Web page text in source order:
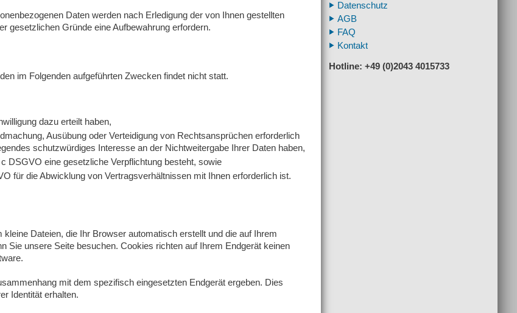
Daten werden nach Erledigung der von Ihnen gestellten
gesetzlichen Gründe eine Aufbewahrung erfordern.
im Folgenden aufgeführten Zwecken findet nicht statt.
dazu erteilt haben,
Ausübung oder Verteidigung von Rechtsansprüchen erforderlich
schutzwürdiges Interesse an der Nichtweitergabe Ihrer Daten haben,
DSGVO eine gesetzliche Verpflichtung besteht, sowie
für die Abwicklung von Vertragsverhältnissen mit Ihnen erforderlich ist.
Dateien, die Ihr Browser automatisch erstellt und die auf Ihrem
Sie unsere Seite besuchen. Cookies richten auf Ihrem Endgerät keinen
mit dem spezifisch eingesetzten Endgerät ergeben. Dies
Identität erhalten.
Datenschutz
AGB
FAQ
Kontakt
Hotline: +49 (0)2043 4015733